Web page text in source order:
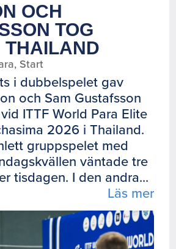
OCH
TOG
THAILAND
, Start
i dubbelspelet gav
och Sam Gustafsson
ITTF World Para Elite
2026 i Thailand.
gruppspelet med
väntade tre
tisdagen. I den andra...
Läs mer